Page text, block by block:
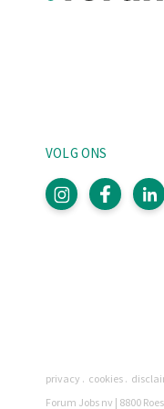
VOLG ONS
Legaal
Pagina's
privacy cookies
Forum Jobs nv | 8800